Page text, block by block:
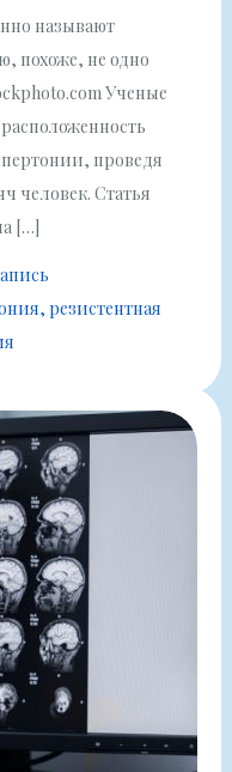
называют
похоже, не одно
Ученые
проведя
человек. Статья
[…]
резистентная